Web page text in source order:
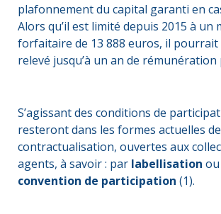
plafonnement du capital garanti en
Alors qu’il est limité depuis 2015 à un
forfaitaire de 13 888 euros, il pourrait
relevé jusqu’à un an de rémunération
S’agissant des conditions de
resteront dans les formes actuelles de
contractualisation, ouvertes aux
agents, à savoir : par labellisation
convention de participation (1).